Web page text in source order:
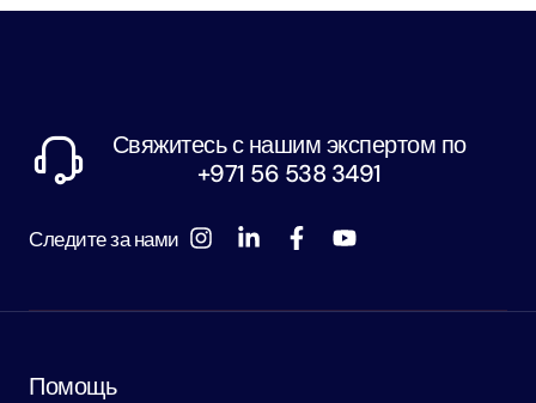
Свяжитесь с нашим экспертом по
+971 56 538 3491
Следите за нами
Помощь